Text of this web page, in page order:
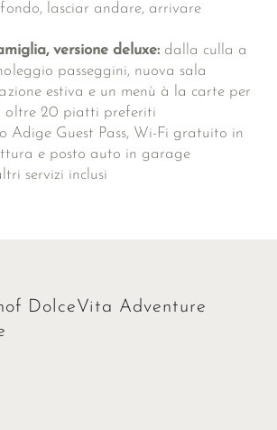
lasciar andare, arrivare
versione deluxe: dalla culla a
passeggini, nuova sala
estiva e un menù à la carte per
oltre 20 piatti preferiti
Adige Guest Pass, Wi-Fi gratuito in
e posto auto in garage
servizi inclusi
DolceVita Adventure